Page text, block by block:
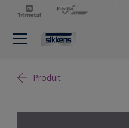
Produit